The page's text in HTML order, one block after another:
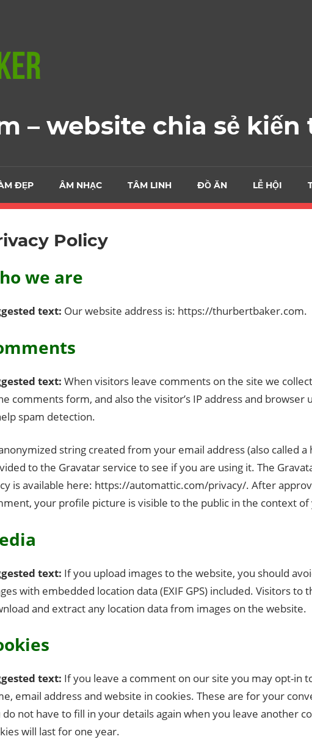
– website chia sẻ kiến
ĐẸP ÂM NHẠC TÂM LINH ĐỒ ĂN LỄ HỘI
Policy
we are
text: Our website address is: https://thurbertbaker.com.
text: When visitors leave comments on the site we
comments form, and also the visitor’s IP address and browser
spam detection.
string created from your email address (also called a
to the Gravatar service to see if you are using it. The
is available here: https://automattic.com/privacy/. After
your profile picture is visible to the public in the context
text: If you upload images to the website, you should
with embedded location data (EXIF GPS) included. Visitors to
and extract any location data from images on the website.
text: If you leave a comment on our site you may opt-in
email address and website in cookies. These are for your
do not have to fill in your details again when you leave another
will last for one year.